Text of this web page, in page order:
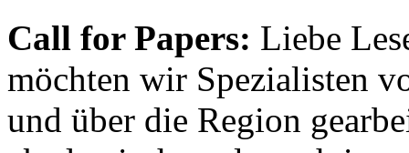
Call for Papers: Liebe
möchten wir Spezialisten
und über die Region